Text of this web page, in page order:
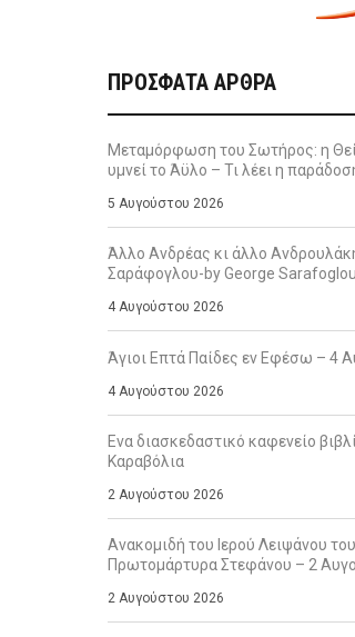
ΠΡΌΣΦΑΤΑ ΆΡΘΡΑ
Μεταμόρφωση του Σωτήρος: η
υμνεί το Άϋλο – Τι λέει η
5 Αυγούστου 2026
Άλλο Ανδρέας κι άλλο
Σαράφογλου-by George Sarafoglou
4 Αυγούστου 2026
Άγιοι Επτά Παίδες εν Εφέσω – 4
4 Αυγούστου 2026
Ενα διασκεδαστικό καφενείο
Καραβόλια
2 Αυγούστου 2026
Ανακομιδή του Ιερού Λειψάνου
Πρωτομάρτυρα Στεφάνου – 2
2 Αυγούστου 2026